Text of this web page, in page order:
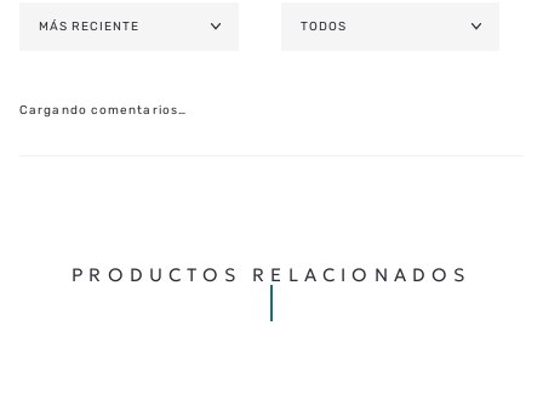
MÁS RECIENTE TODOS
Cargando comentarios…
PRODUCTOS RELACIONADOS